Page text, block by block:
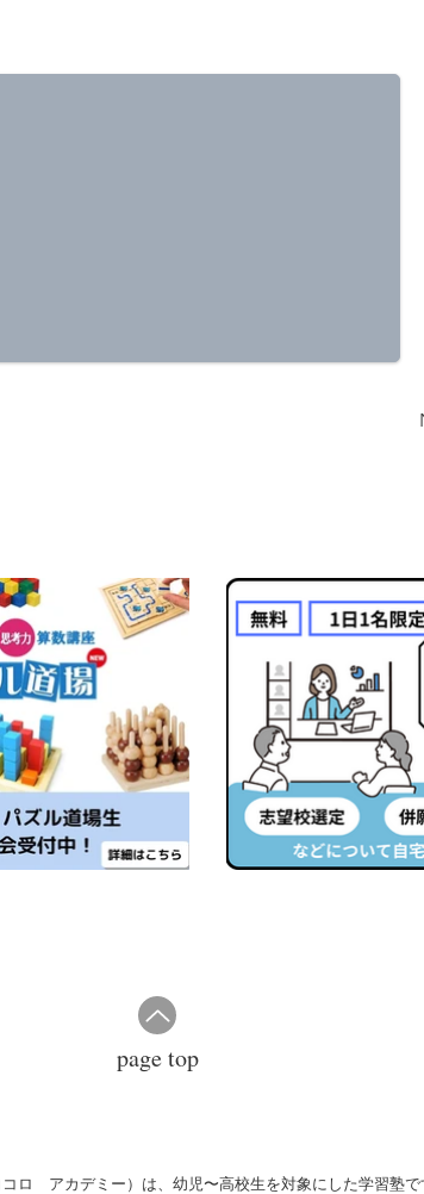
page top
ロ アカデミー）は、 幼児〜高校生を対象にした学習塾